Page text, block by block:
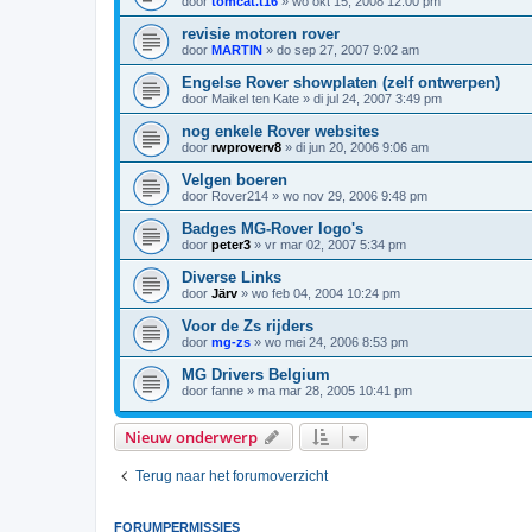
revisie motoren rover
door MARTIN » do sep 27, 2007 9:02 am
Engelse Rover showplaten (zelf ontwerpen)
door Maikel ten Kate » di jul 24, 2007 3:49 pm
nog enkele Rover websites
door rwproverv8 » di jun 20, 2006 9:06 am
Velgen boeren
door Rover214 » wo nov 29, 2006 9:48 pm
Badges MG-Rover logo's
door peter3 » vr mar 02, 2007 5:34 pm
Diverse Links
door Järv » wo feb 04, 2004 10:24 pm
Voor de Zs rijders
door mg-zs » wo mei 24, 2006 8:53 pm
MG Drivers Belgium
door fanne » ma mar 28, 2005 10:41 pm
Nieuw onderwerp
Terug naar het forumoverzicht
FORUMPERMISSIES